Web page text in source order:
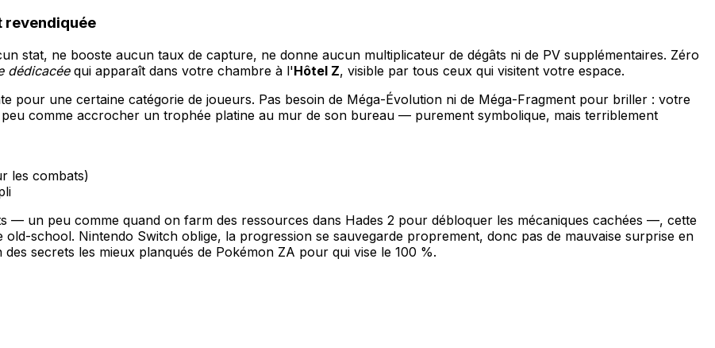
revendiquée
stat, ne booste aucun taux de capture, ne donne aucun multiplicateur de dégâts ni de PV supplémentaires. Zéro
dédicacéequi apparaît dans votre chambre à l'Hôtel Z, visible par tous ceux qui visitent votre espace.
pour une certaine catégorie de joueurs. Pas besoin de Méga-Évolution ni de Méga-Fragment pour briller : votre
comme accrocher un trophée platine au mur de son bureau — purement symbolique, mais terriblement
les combats)
— un peu comme quand on farm des ressources dans Hades 2 pour débloquer les mécaniques cachées —, cette
school. Nintendo Switch oblige, la progression se sauvegarde proprement, donc pas de mauvaise surprise en
secrets les mieux planqués de Pokémon ZA pour qui vise le 100 %.